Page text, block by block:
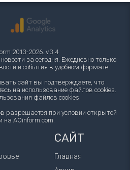
2013-2026. v.3.4
за сегодня. Ежедневно только
и события в удобном формате.
сайт вы подтверждаете, что
на использование файлов cookies.
файлов cookies.
разрешается при условии открытой
на AOinform.com.
САЙТ
Главная